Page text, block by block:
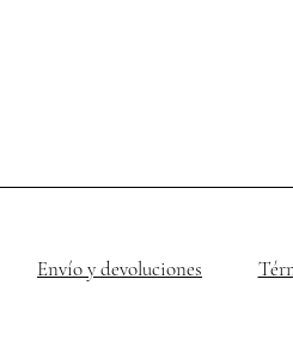
Envío y devoluciones